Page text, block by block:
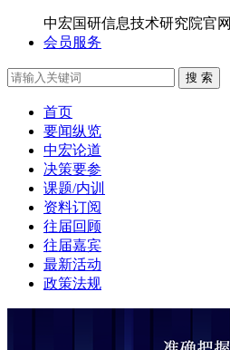
中宏国研信息技术研究院官网
会员服务
搜 索
首页
要闻纵览
中宏论道
决策要参
课题/内训
资料订阅
往届回顾
往届嘉宾
最新活动
政策法规